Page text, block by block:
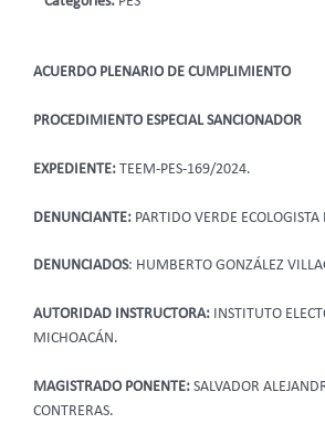
ACUERDO PLENARIO DE CUMPLIMIENTO
PROCEDIMIENTO ESPECIAL SANCIONADOR
EXPEDIENTE: TEEM-PES-169/2024.
DENUNCIANTE: PARTIDO VERDE
DENUNCIADOS: HUMBERTO GONZÁLEZ
AUTORIDAD INSTRUCTORA:
INSTITUTO
MICHOACÁN.
MAGISTRADO PONENTE: SALVADOR
CONTRERAS.